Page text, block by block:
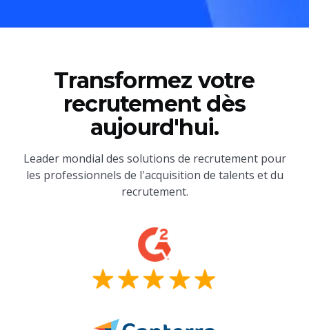
Transformez votre
recrutement dès
aujourd'hui.
Leader mondial des solutions de recrutement pour
les professionnels de l'acquisition de talents et du
recrutement.